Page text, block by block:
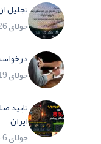
تجلیل
جولای 26, 2026
جولای 19, 2026
تایید
ایران
جولای 6, 2026